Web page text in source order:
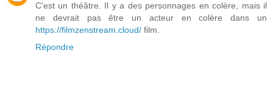
C'est un théâtre. Il y a des personnages en colère, mais il
ne devrait pas être un acteur en colère dans un
https://filmzenstream.cloud/ film.
Répondre